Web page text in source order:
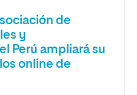
de
y
Perú ampliará su
online de